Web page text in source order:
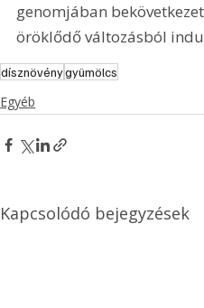
genomjában
öröklődő változásból
dísznövénygyümölcs
Egyéb
Kapcsolódó bejegyzések